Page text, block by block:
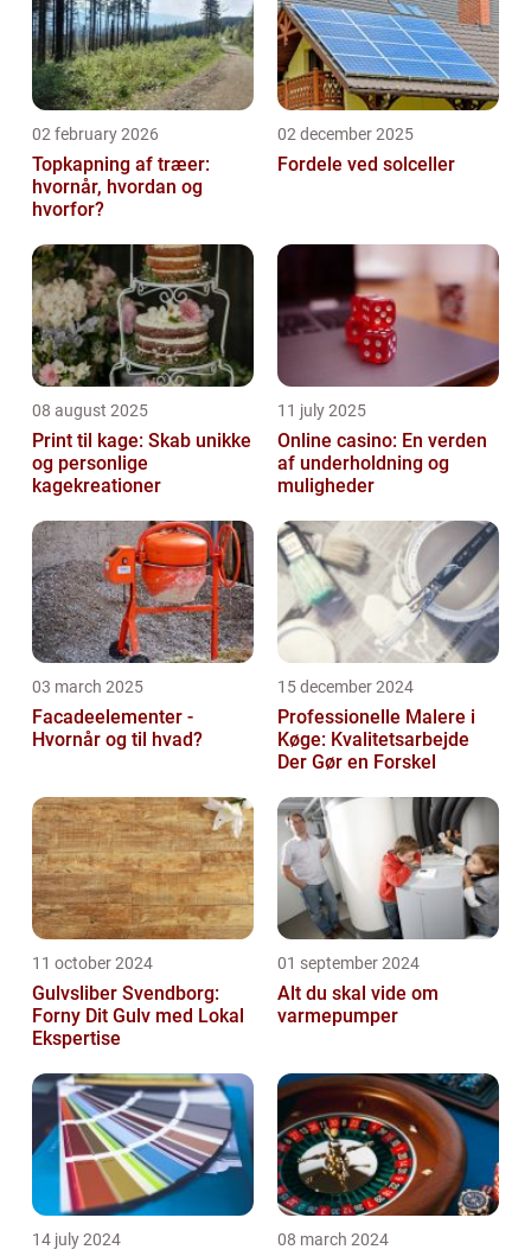
02 february 2026
Topkapning af træer:
hvornår, hvordan og
hvorfor?
02 december 2025
Fordele ved solceller
08 august 2025
Print til kage: Skab unikke
og personlige
kagekreationer
11 july 2025
Online casino: En verden
af underholdning og
muligheder
03 march 2025
Facadeelementer -
Hvornår og til hvad?
15 december 2024
Professionelle Malere i
Køge: Kvalitetsarbejde
Der Gør en Forskel
11 october 2024
Gulvsliber Svendborg:
Forny Dit Gulv med Lokal
Ekspertise
01 september 2024
Alt du skal vide om
varmepumper
14 july 2024 08 march 2024